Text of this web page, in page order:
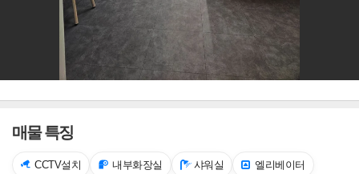
매물 특징
CCTV설치 내부화장실 샤워실 엘리베이터